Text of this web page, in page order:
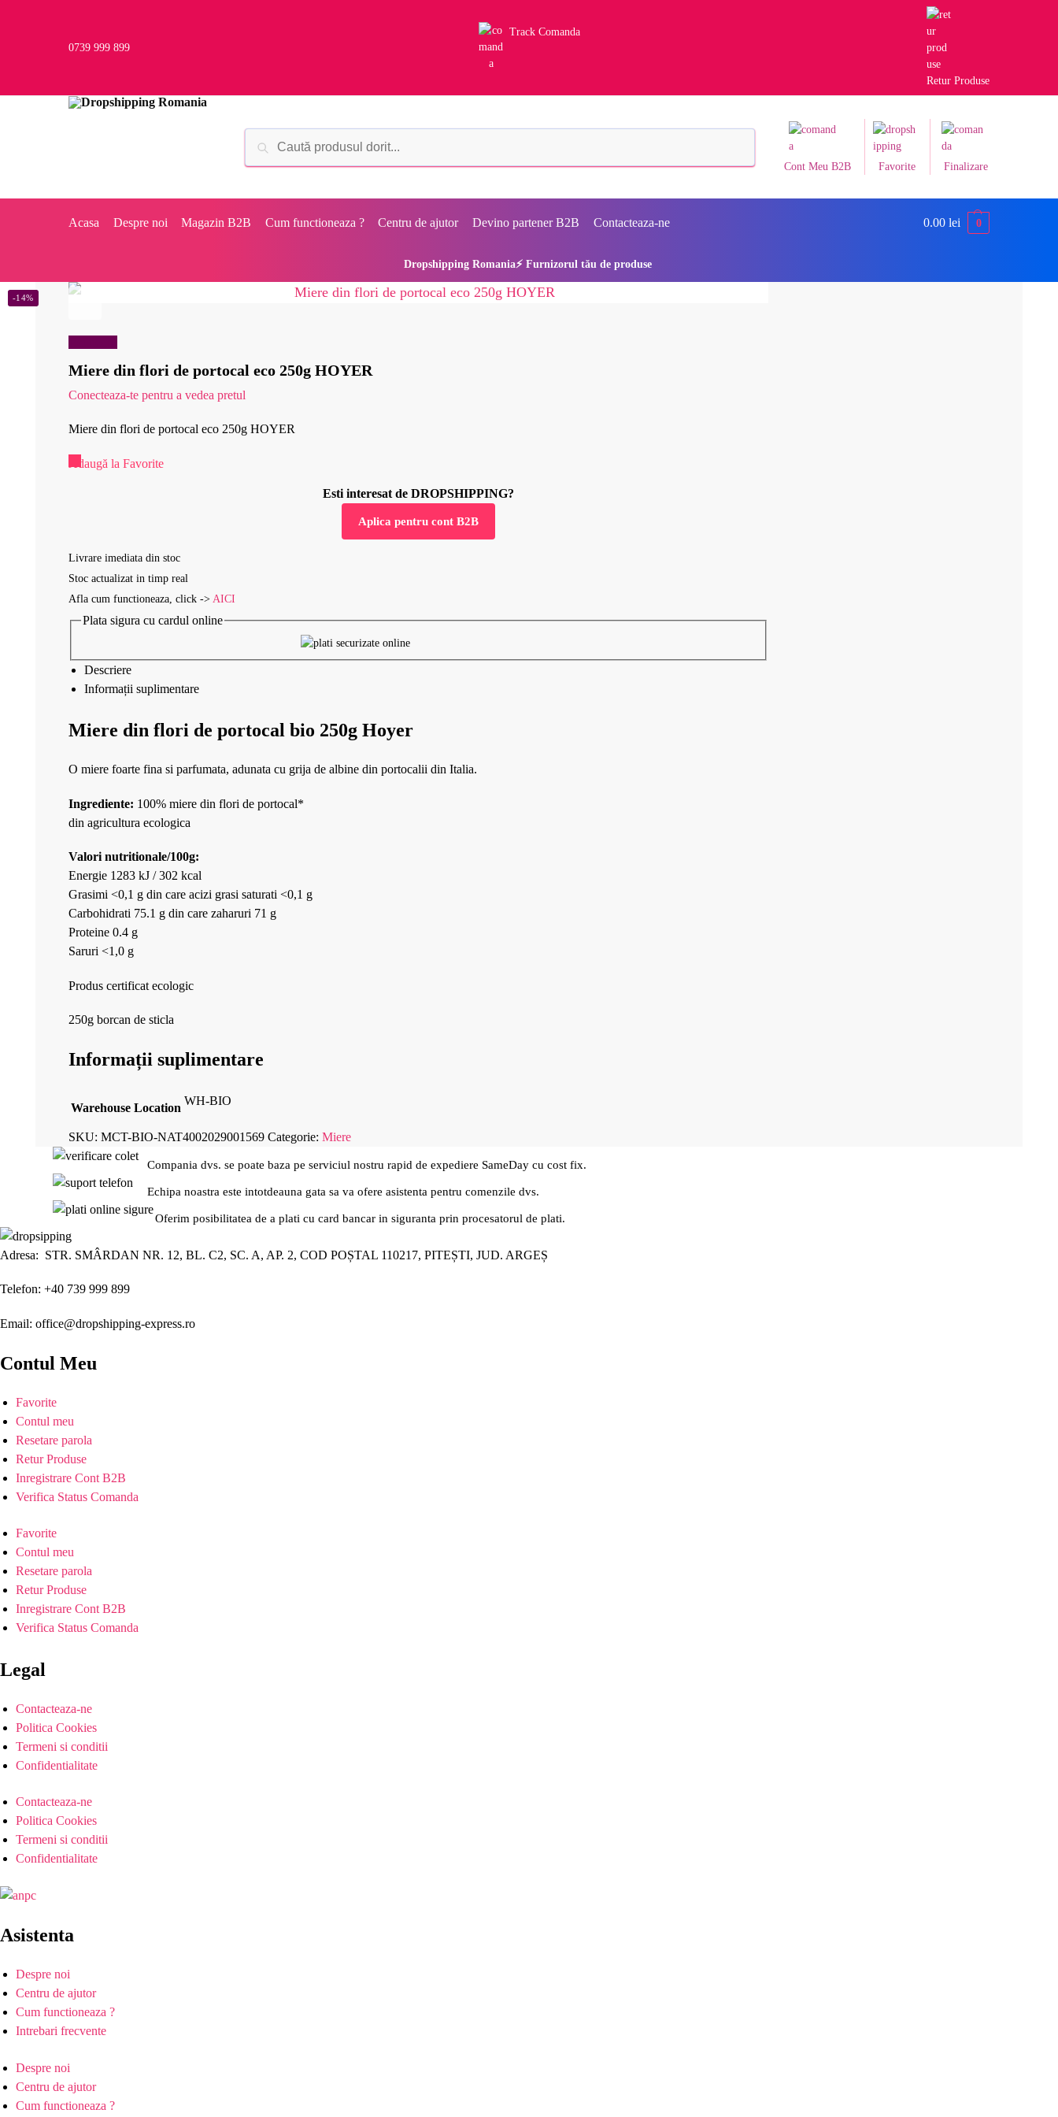
0739 999 899
Track Comanda
Retur Produse
Cont Meu B2B Favorite Finalizare
Acasa Despre noi Magazin B2B Cum functioneaza ? Centru de ajutor Devino partener B2B Contacteaza-ne 0.00 lei 0
Dropshipping Romania⚡ Furnizorul tău de produse
Miere din flori de portocal eco 250g HOYER
Conecteaza-te pentru a vedea pretul
-14%
Miere din flori de portocal eco 250g HOYER
Adaugă la Favorite
Esti interesat de DROPSHIPPING?
Aplica pentru cont B2B
Livrare imediata din stoc
Stoc actualizat in timp real
Afla cum functioneaza, click -> AICI
Plata sigura cu cardul online
Descriere
Informații suplimentare
Miere din flori de portocal bio 250g Hoyer
O miere foarte fina si parfumata, adunata cu grija de albine din portocalii din Italia.
Ingrediente: 100% miere din flori de portocal*
din agricultura ecologica
Valori nutritionale/100g:
Energie 1283 kJ / 302 kcal
Grasimi <0,1 g din care acizi grasi saturati <0,1 g
Carbohidrati 75.1 g din care zaharuri 71 g
Proteine 0.4 g
Saruri <1,0 g
Produs certificat ecologic
250g borcan de sticla
Informații suplimentare
Warehouse Location
WH-BIO
SKU: MCT-BIO-NAT4002029001569 Categorie: Miere
Compania dvs. se poate baza pe serviciul nostru rapid de expediere SameDay cu cost fix.
Echipa noastra este intotdeauna gata sa va ofere asistenta pentru comenzile dvs.
Oferim posibilitatea de a plati cu card bancar in siguranta prin procesatorul de plati.
Adresa: STR. SMÂRDAN NR. 12, BL. C2, SC. A, AP. 2, COD POȘTAL 110217, PITEȘTI, JUD. ARGEȘ
Telefon: +40 739 999 899
Email: office@dropshipping-express.ro
Contul Meu
Favorite
Contul meu
Resetare parola
Retur Produse
Inregistrare Cont B2B
Verifica Status Comanda
Favorite
Contul meu
Resetare parola
Retur Produse
Inregistrare Cont B2B
Verifica Status Comanda
Legal
Contacteaza-ne
Politica Cookies
Termeni si conditii
Confidentialitate
Contacteaza-ne
Politica Cookies
Termeni si conditii
Confidentialitate
Asistenta
Despre noi
Centru de ajutor
Cum functioneaza ?
Intrebari frecvente
Despre noi
Centru de ajutor
Cum functioneaza ?